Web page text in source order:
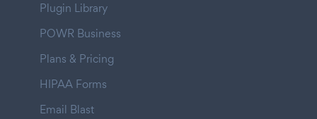
Plugin Library
POWR Business
Plans & Pricing
HIPAA Forms
Email Blast